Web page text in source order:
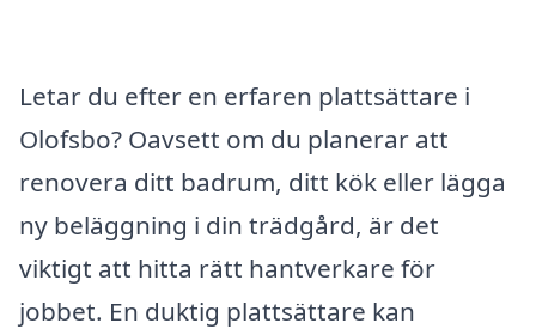
Letar du efter en erfaren plattsättare i
Olofsbo? Oavsett om du planerar att
renovera ditt badrum, ditt kök eller lägga
ny beläggning i din trädgård, är det
viktigt att hitta rätt hantverkare för
jobbet. En duktig plattsättare kan